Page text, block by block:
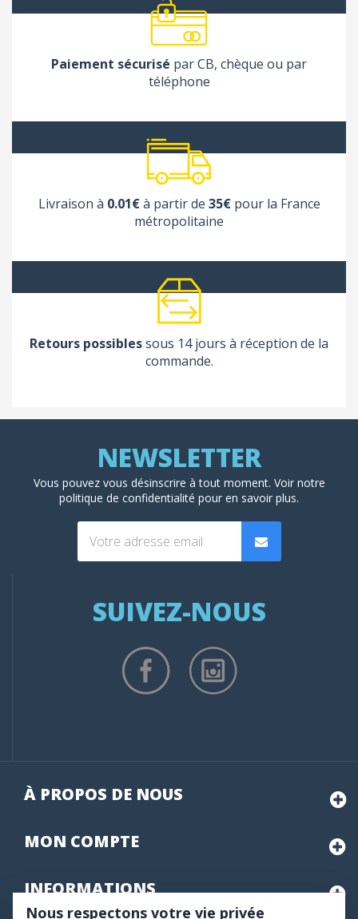
Paiement sécurisé par CB, chèque ou par
téléphone
Livraison à 0.01€à partir de 35€pour la France
métropolitaine
Retours possiblessous 14 jours à réception de la
commande.
Vous pouvez vous désinscrire à tout moment. Voir notre
politique de confidentialité pour en savoir plus.
SUIVEZ-NOUS
À PROPOS DE NOUS
MON COMPTE
INFORMATIONS
Nous respectons votre vie privée